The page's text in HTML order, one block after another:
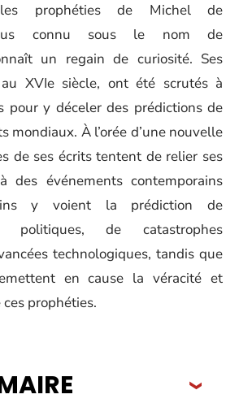
prophéties de Michel de
connu sous le nom de
un regain de curiosité. Ses
XVIe siècle, ont été scrutés à
pour y déceler des prédictions de
mondiaux. À l’orée d’une nouvelle
de ses écrits tentent de relier ses
des événements contemporains
y voient la prédiction de
politiques, de catastrophes
technologiques, tandis que
en cause la véracité et
prophéties.